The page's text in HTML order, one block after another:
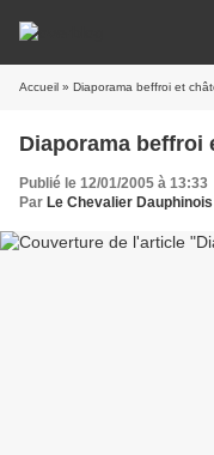
Accueil » Diaporama beffroi et
Diaporama beffroi
Publié le 12/01/2005 à 13:33
Par Le Chevalier Dauphinois